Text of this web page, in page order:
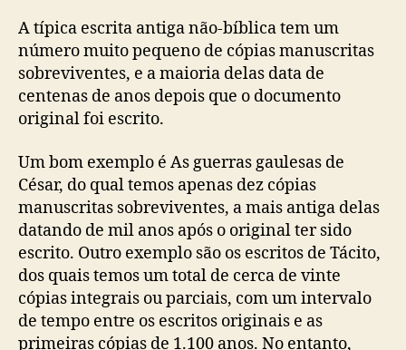
A típica escrita antiga não-bíblica tem um
número muito pequeno de cópias manuscritas
sobreviventes, e a maioria delas data de
centenas de anos depois que o documento
original foi escrito.
Um bom exemplo é As guerras gaulesas de
César, do qual temos apenas dez cópias
manuscritas sobreviventes, a mais antiga delas
datando de mil anos após o original ter sido
escrito. Outro exemplo são os escritos de Tácito,
dos quais temos um total de cerca de vinte
cópias integrais ou parciais, com um intervalo
de tempo entre os escritos originais e as
primeiras cópias de 1.100 anos. No entanto,